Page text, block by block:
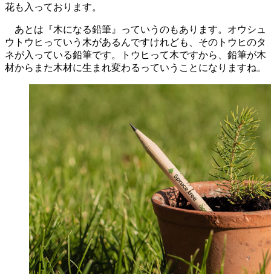
花も入っております。
あとは『木になる鉛筆』っていうのもあります。オウシュ
ウトウヒっていう木があるんですけれども、そのトウヒのタ
ネが入っている鉛筆です。トウヒって木ですから、鉛筆が木
材からまた木材に生まれ変わるっていうことになりますね。